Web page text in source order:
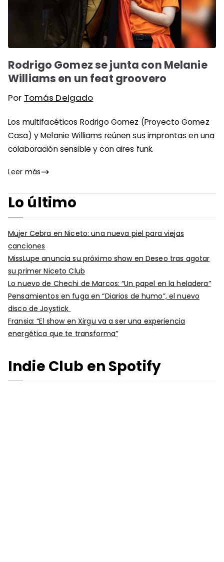
Rodrigo Gomez se junta con Melanie
Williams en un feat groovero
Por Tomás Delgado
Los multifacéticos Rodrigo Gomez (Proyecto Gomez
Casa) y Melanie Williams reúnen sus improntas en una
colaboración sensible y con aires funk.
Leer más
Lo último
Mujer Cebra en Niceto: una nueva piel para viejas
canciones
MissLupe anuncia su próximo show en Deseo tras agotar
su primer Niceto Club
Lo nuevo de Chechi de Marcos: “Un papel en la heladera”
Pensamientos en fuga en “Diarios de humo”, el nuevo
disco de Joystick
Fransia: “El show en Xirgu va a ser una experiencia
energética que te transforma”
Indie Club en Spotify